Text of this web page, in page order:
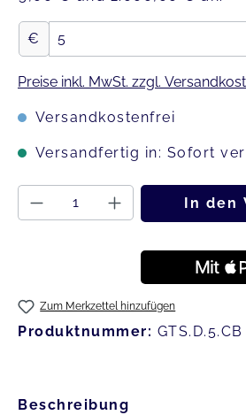
€
Preise inkl. MwSt. zzgl.
Versandkostenfrei
Versandfertig in: Sofort
Produkt Anzahl: Gib
In den
Zum Merkzettel hinzufügen
Produktnummer: GTS.D.5.CB
Beschreibung